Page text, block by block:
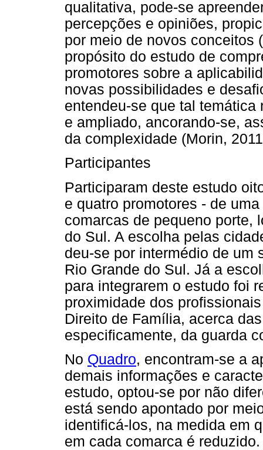
qualitativa, pode-se
percepções e opiniões,
por meio de novos conceitos
propósito do estudo de
promotores sobre a
novas possibilidades e
entendeu-se que tal
e ampliado, ancorando-se,
da complexidade (Morin,
Participantes
Participaram deste estudo
e quatro promotores - de
comarcas de pequeno porte,
do Sul. A escolha pelas
deu-se por intermédio de um
Rio Grande do Sul. Já a
para integrarem o estudo foi
proximidade dos
Direito de Família, acerca
especificamente, da guarda
No Quadro, encontram-se a
demais informações e
estudo, optou-se por não
está sendo apontado por
identificá-los, na medida em
em cada comarca é reduzido.